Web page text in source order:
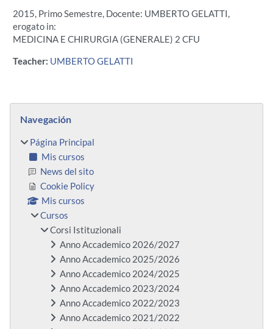
2015, Primo Semestre, Docente: UMBERTO GELATTI,
erogato in:
MEDICINA E CHIRURGIA (GENERALE) 2 CFU
Teacher: UMBERTO GELATTI
Bloques
Navegación
Página Principal
Mis cursos
News del sito
Cookie Policy
Mis cursos
Cursos
Corsi Istituzionali
Anno Accademico 2026/2027
Anno Accademico 2025/2026
Anno Accademico 2024/2025
Anno Accademico 2023/2024
Anno Accademico 2022/2023
Anno Accademico 2021/2022